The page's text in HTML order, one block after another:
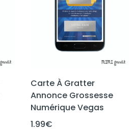
Carte À Gratter
Annonce Grossesse
Numérique Vegas
1.99€